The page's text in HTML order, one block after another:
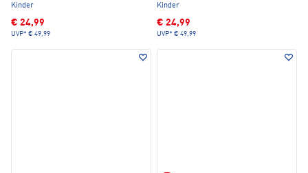
Kinder
€ 24,99
UVP* € 49,99
Kinder
€ 24,99
UVP* € 49,99